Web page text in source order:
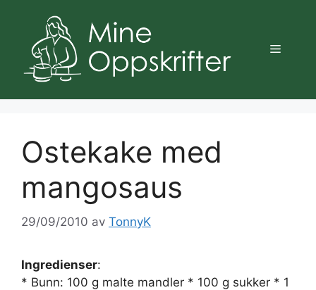
innhold
Meny
Ostekake med
mangosaus
29/09/2010 av TonnyK
Ingredienser:
* Bunn: 100 g malte mandler * 100 g sukker * 1